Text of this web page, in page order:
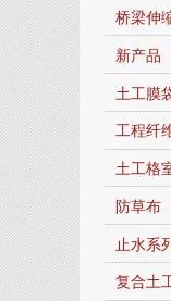
桥梁伸
新产品
土工膜
工程纤
土工格
防草布
止水系
复合土